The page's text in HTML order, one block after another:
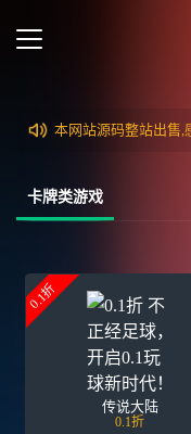
本网站源码整站出售,
卡牌类游戏
0.1折
传说大陆
0.1折